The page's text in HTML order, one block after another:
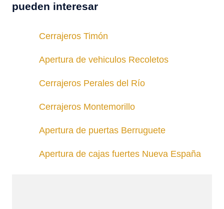
pueden interesar
Cerrajeros Timón
Apertura de vehiculos Recoletos
Cerrajeros Perales del Río
Cerrajeros Montemorillo
Apertura de puertas Berruguete
Apertura de cajas fuertes Nueva España